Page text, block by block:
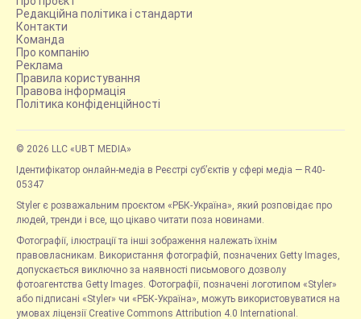
Редакційна політика і стандарти
Контакти
Команда
Про компанію
Реклама
Правила користування
Правова інформація
Політика конфіденційності
© 2026 LLC «UBT MEDIA»
Ідентифікатор онлайн-медіа в Реєстрі суб’єктів у сфері медіа — R40-
05347
Styler є розважальним проєктом «РБК-Україна», який розповідає про
людей, тренди і все, що цікаво читати поза новинами.
Фотографії, ілюстрації та інші зображення належать їхнім
правовласникам. Використання фотографій, позначених Getty Images,
допускається виключно за наявності письмового дозволу
фотоагентства Getty Images. Фотографії, позначені логотипом «Styler»
або підписані «Styler» чи «РБК-Україна», можуть використовуватися на
умовах ліцензії Creative Commons Attribution 4.0 International.